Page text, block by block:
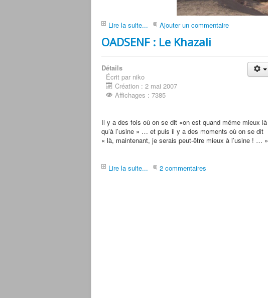
Lire la suite... Ajouter un commentaire
OADSENF : Le Khazali
Détails
Écrit par niko
Création : 2 mai 2007
Affichages : 7385
Il y a des fois où on se dit «on est quand même mieux là
qu’à l’usine » … et puis il y a des moments où on se dit
« là, maintenant, je serais peut-être mieux à l’usine ! … »
Lire la suite... 2 commentaires